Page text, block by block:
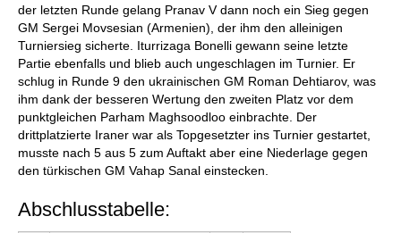
der letzten Runde gelang Pranav V dann noch ein Sieg gegen
GM Sergei Movsesian (Armenien), der ihm den alleinigen
Turniersieg sicherte. Iturrizaga Bonelli gewann seine letzte
Partie ebenfalls und blieb auch ungeschlagen im Turnier. Er
schlug in Runde 9 den ukrainischen GM Roman Dehtiarov, was
ihm dank der besseren Wertung den zweiten Platz vor dem
punktgleichen Parham Maghsoodloo einbrachte. Der
drittplatzierte Iraner war als Topgesetzter ins Turnier gestartet,
musste nach 5 aus 5 zum Auftakt aber eine Niederlage gegen
den türkischen GM Vahap Sanal einstecken.
Abschlusstabelle: